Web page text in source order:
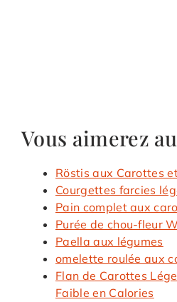
Vous aimerez
Röstis aux Carottes
Courgettes farcies
Pain complet aux
Purée de chou-fleur
Paella aux légumes
omelette roulée aux
Flan de Carottes
Faible en Calories